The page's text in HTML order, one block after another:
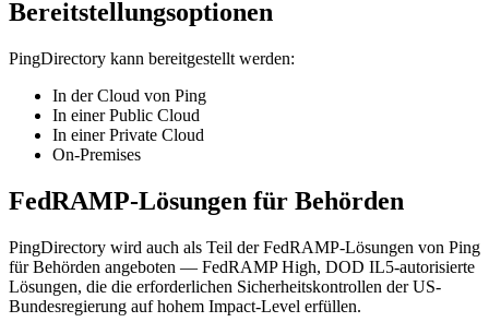
Bereitstellungsoptionen
PingDirectory kann bereitgestellt werden:
In der Cloud von Ping
In einer Public Cloud
In einer Private Cloud
On-Premises
FedRAMP-Lösungen für Behörden
PingDirectory wird auch als Teil der FedRAMP-Lösungen von Ping
für Behörden angeboten — FedRAMP High, DOD IL5-autorisierte
Lösungen, die die erforderlichen Sicherheitskontrollen der US-
Bundesregierung auf hohem Impact-Level erfüllen.